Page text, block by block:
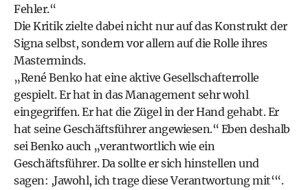
Fehler.“
Die Kritik zielte dabei nicht nur auf das Konstrukt der
Signa selbst, sondern vor allem auf die Rolle ihres
Masterminds.
„René Benko hat eine aktive Gesellschafterrolle
gespielt. Er hat in das Management sehr wohl
eingegriffen. Er hat die Zügel in der Hand gehabt. Er
hat seine Geschäftsführer angewiesen.“ Eben deshalb
sei Benko auch „verantwortlich wie ein
Geschäftsführer. Da sollte er sich hinstellen und
sagen: ,Jawohl, ich trage diese Verantwortung mit‘“.